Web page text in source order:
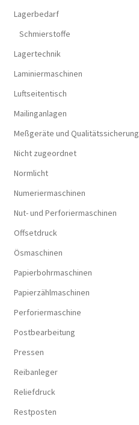
Lagerbedarf
Schmierstoffe
Lagertechnik
Laminiermaschinen
Luftseitentisch
Mailinganlagen
Meßgeräte und Qualitätssicherung
Nicht zugeordnet
Normlicht
Numeriermaschinen
Nut- und Perforiermaschinen
Offsetdruck
Ösmaschinen
Papierbohrmaschinen
Papierzählmaschinen
Perforiermaschine
Postbearbeitung
Pressen
Reibanleger
Reliefdruck
Restposten